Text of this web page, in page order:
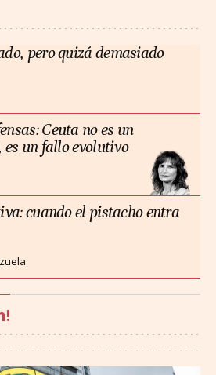
pero quizá demasiado
Ceuta no es un
un fallo evolutivo
cuando el pistacho entra